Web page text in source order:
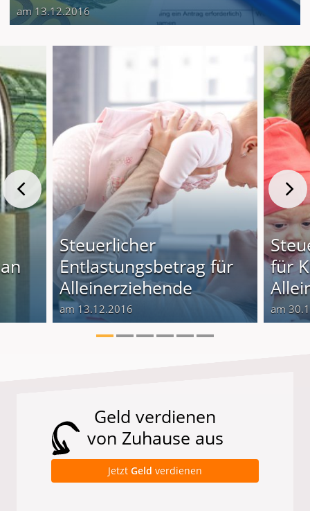
am 13.12.2016
Steuerlicher
Entlastungsbetrag für
Alleinerziehende
am 13.12.2016
für
am
Geld verdienen
von Zuhause aus
Jetzt Geld verdienen